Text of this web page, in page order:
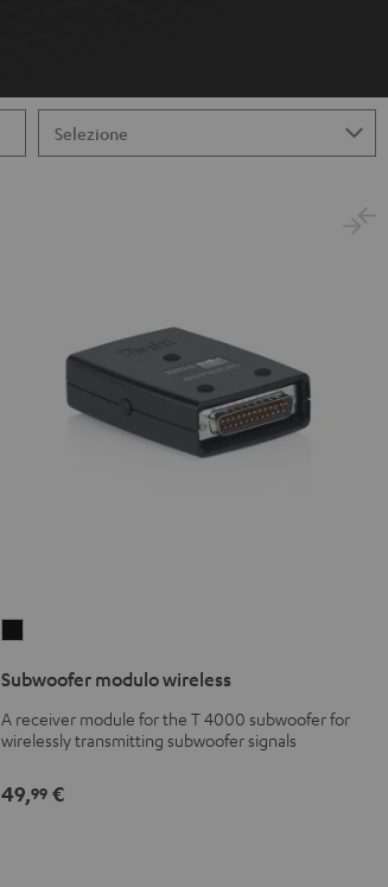
wireless
Versione
nera
Subwoofer modulo wireless
A receiver module for the T 4000 subwoofer for
wirelessly transmitting subwoofer signals
49,99 €